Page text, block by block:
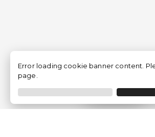
Filtrar
Error loading cookie banner content.
page.